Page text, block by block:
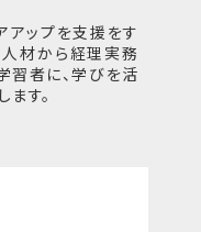
アップを支援をす
人材から経理実務
習者に、学びを活
す。